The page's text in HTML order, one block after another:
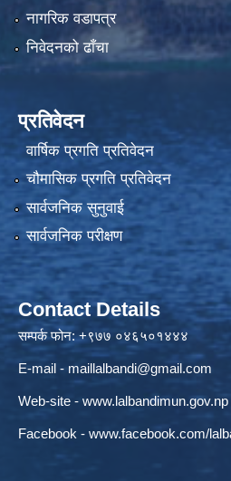
नागरिक वडापत्र
निवेदनको ढाँचा
प्रतिवेदन
वार्षिक प्रगति प्रतिवेदन
चौमासिक प्रगति प्रतिवेदन
सार्वजनिक सुनुवाई
सार्वजनिक परीक्षण
Contact Details
सम्पर्क फोन: +९७७ ०४६५०१४४४
E-mail - maillalbandi@gmail.com
Web-site - www.lalbandimun.gov.np
Facebook - www.facebook.com/